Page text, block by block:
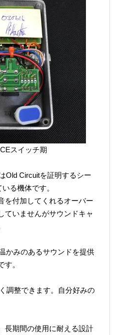
スイッチ期
Old Circuitを証明するシー
る機体です。
を付加してくれるオーバー
ていませんがサウンドキャ
かみのあるサウンドを提供
。
調整できます。自分好みの
長期間の使用に耐える設計